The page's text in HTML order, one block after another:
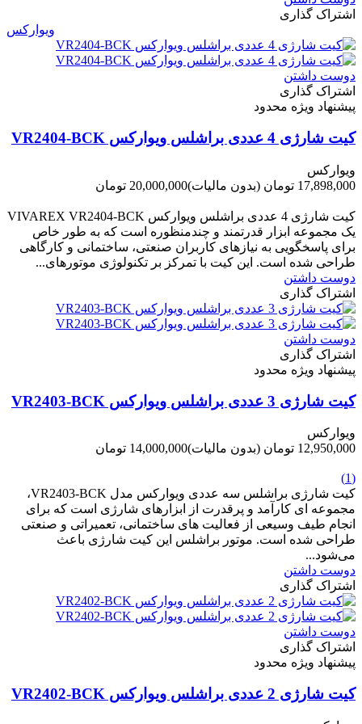
اشتراک گذاری
ویوارکس
دوست داشتن
اشتراک گذاری
پیشنهاد ویژه محدود
کیت شارژی 4 عددی براشلس ویوارکس VR2404-BCK
ویوارکس
17,898,000 تومان
(بدون مالیات)20,000,000 تومان
کیت شارژی 4 عددی براشلس ویوارکس VIVAREX VR2404-BCK
یک مجموعه ابزار قدرتمند و چندمنظوره است که به طور خاص
برای پاسخگویی به نیازهای کاربران صنعتی، ساختمانی و کارگاهی
طراحی شده است. این کیت با تمرکز بر تکنولوژی موتورهای...
دوست داشتن
اشتراک گذاری
دوست داشتن
اشتراک گذاری
پیشنهاد ویژه محدود
کیت شارژی 3 عددی براشلس ویوارکس VR2403-BCK
ویوارکس
12,950,000 تومان
(بدون مالیات)14,000,000 تومان
(1)
کیت شارژی براشلس سه عددی ویوارکس مدل VR2403-BCK،
مجموعه ای کارآمد و پرقدرت از ابزارهای شارژی است که برای
انجام طیف وسیعی از فعالیت های ساختمانی، تعمیراتی و صنعتی
طراحی شده است. موتور براشلس این کیت شارژی باعث
می‌شود...
دوست داشتن
اشتراک گذاری
دوست داشتن
اشتراک گذاری
پیشنهاد ویژه محدود
کیت شارژی 2 عددی براشلس ویوارکس VR2402-BCK